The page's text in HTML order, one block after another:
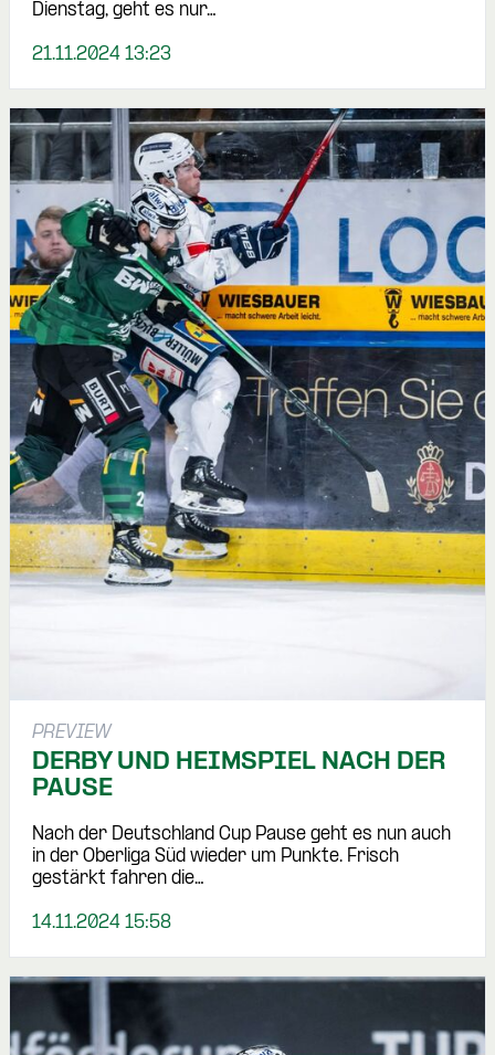
Dienstag, geht es nur…
21.11.2024 13:23
PREVIEW
DERBY UND HEIMSPIEL NACH DER
PAUSE
Nach der Deutschland Cup Pause geht es nun auch
in der Oberliga Süd wieder um Punkte. Frisch
gestärkt fahren die…
14.11.2024 15:58